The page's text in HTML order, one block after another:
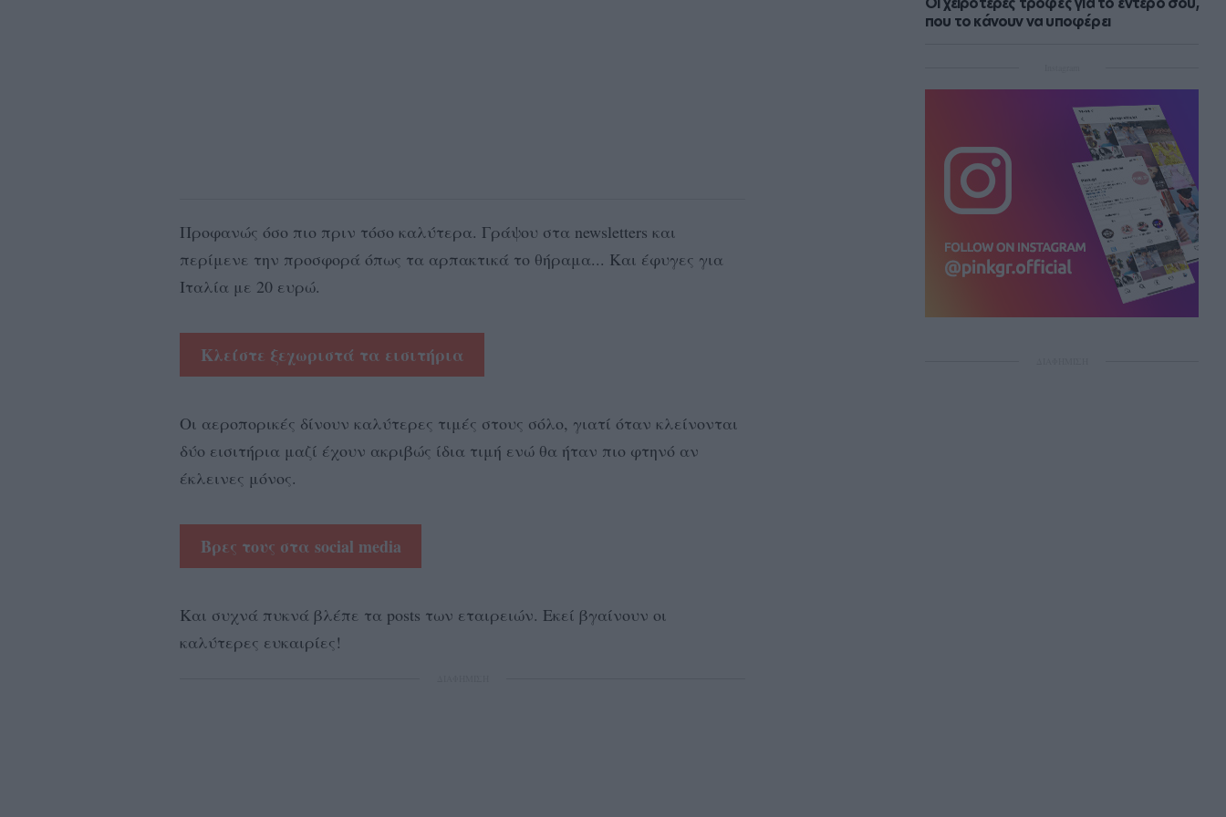
που το κάνουν να υποφέρει
Προφανώς όσο πιο πριν τόσο καλύτερα. Γράψου στα newsletters και
περίμενε την προσφορά όπως τα αρπακτικά το θήραμα... Και έφυγες για
Ιταλία με 20 ευρώ.
Κλείστε ξεχωριστά τα εισιτήρια
Οι αεροπορικές δίνουν καλύτερες τιμές στους σόλο, γιατί όταν κλείνονται
δύο εισιτήρια μαζί έχουν ακριβώς ίδια τιμή ενώ θα ήταν πιο φτηνό αν
έκλεινες μόνος.
Βρες τους στα social media
Kαι συχνά πυκνά βλέπε τα posts των εταιρειών. Εκεί βγαίνουν οι
καλύτερες ευκαιρίες!